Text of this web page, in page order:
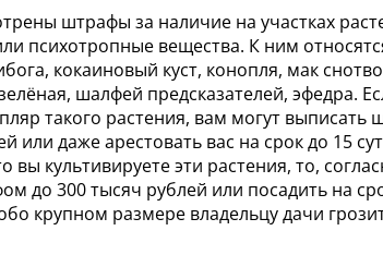
штрафы за наличие на участках
психотропные вещества. К ним
кокаиновый куст, конопля, мак
шалфей предсказателей, эфедра.
такого растения, вам могут выписать
или даже арестовать вас на срок до 15
вы культивируете эти растения, то,
до 300 тысяч рублей или посадить на
крупном размере владельцу дачи